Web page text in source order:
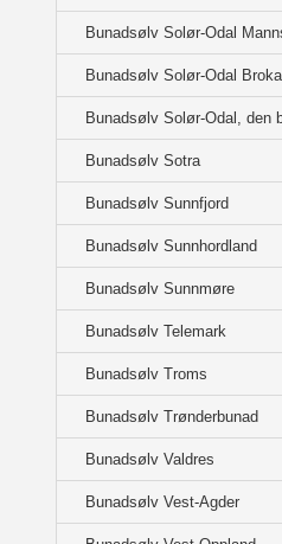
Bunadsølv Solør-Odal
Bunadsølv Solør-Odal
Bunadsølv Solør-Odal, den
Bunadsølv Sotra
Bunadsølv Sunnfjord
Bunadsølv Sunnhordland
Bunadsølv Sunnmøre
Bunadsølv Telemark
Bunadsølv Troms
Bunadsølv Trønderbunad
Bunadsølv Valdres
Bunadsølv Vest-Agder